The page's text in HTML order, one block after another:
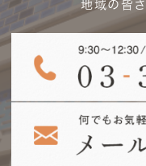
地域の皆